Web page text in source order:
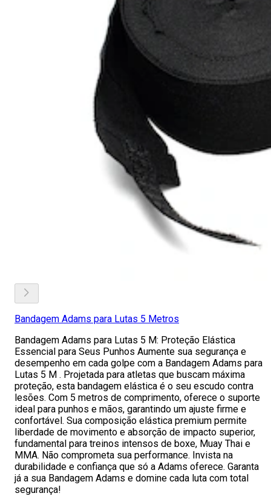
Bandagem Adams para Lutas 5 Metros
Bandagem Adams para Lutas 5 M: Proteção Elástica
Essencial para Seus Punhos Aumente sua segurança e
desempenho em cada golpe com a Bandagem Adams para
Lutas 5 M . Projetada para atletas que buscam máxima
proteção, esta bandagem elástica é o seu escudo contra
lesões. Com 5 metros de comprimento, oferece o suporte
ideal para punhos e mãos, garantindo um ajuste firme e
confortável. Sua composição elástica premium permite
liberdade de movimento e absorção de impacto superior,
fundamental para treinos intensos de boxe, Muay Thai e
MMA. Não comprometa sua performance. Invista na
durabilidade e confiança que só a Adams oferece. Garanta
já a sua Bandagem Adams e domine cada luta com total
segurança!